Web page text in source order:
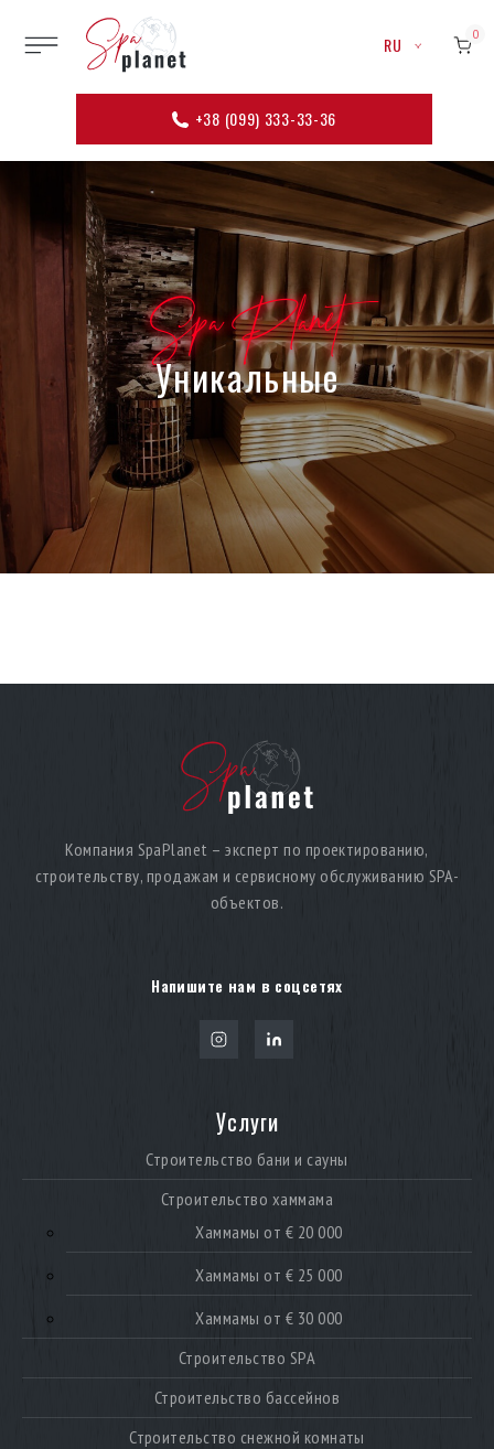
+38 (099) 333-33-36
RU 0
Spa Planet
Уникальные
Компания SpaPlanet – эксперт по проектированию,
строительству, продажам и сервисному обслуживанию SPA-
объектов.
Напишите нам в соцсетях
Услуги
Строительство бани и сауны
Строительство хаммама
Хаммамы от € 20 000
Хаммамы от € 25 000
Хаммамы от € 30 000
Строительство SPA
Строительство бассейнов
Строительство снежной комнаты